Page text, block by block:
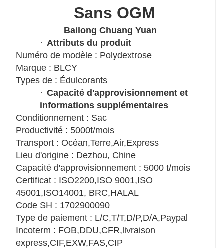
Capacité d'approvisionnement : 5000 t/mois
Certificat : ISO2200,ISO 9001,ISO
45001,ISO14001, BRC,HALAL
Code SH : 1702900090
Type de paiement : L/C,T/T,D/P,D/A,Paypal
Incoterm : FOB,DDU,CFR,livraison
express,CIF,EXW,FAS,CIP
Sans OGM
Bailong Chuang Yuan
· Attributs du produit
Numéro de modèle : Polydextrose
Marque : BLCY
Types de : Édulcorants
· Capacité d'approvisionnement et
informations supplémentaires
Conditionnement : Sac
Productivité : 5000t/mois
Transport : Océan,Terre,Air,Express
Lieu d'origine : Dezhou, Chine
Capacité d'approvisionnement : 5000 t/mois
Certificat : ISO2200,ISO 9001,ISO
45001,ISO14001, BRC,HALAL
Code SH : 1702900090
Type de paiement : L/C,T/T,D/P,D/A,Paypal
Incoterm : FOB,DDU,CFR,livraison
express,CIF,EXW,FAS,CIP